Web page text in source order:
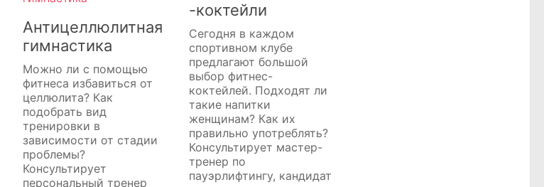
Антицеллюлитная
гимнастика
Можно ли с помощью
фитнеса избавиться от
целлюлита? Как
подобрать вид
тренировки в
зависимости от стадии
проблемы?
Консультирует
персональный тренер
-коктейли
Сегодня в каждом
спортивном клубе
предлагают большой
выбор фитнес-
коктейлей. Подходят ли
такие напитки
женщинам? Как их
правильно употреблять?
Консультирует мастер-
тренер по
пауэрлифтингу, кандидат